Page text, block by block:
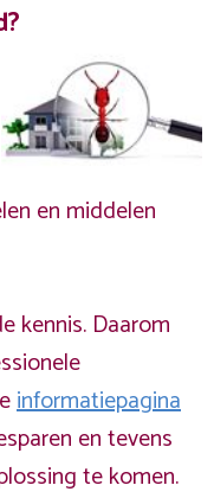
en middelen
kennis. Daarom
informatiepagina
en tevens
te komen.